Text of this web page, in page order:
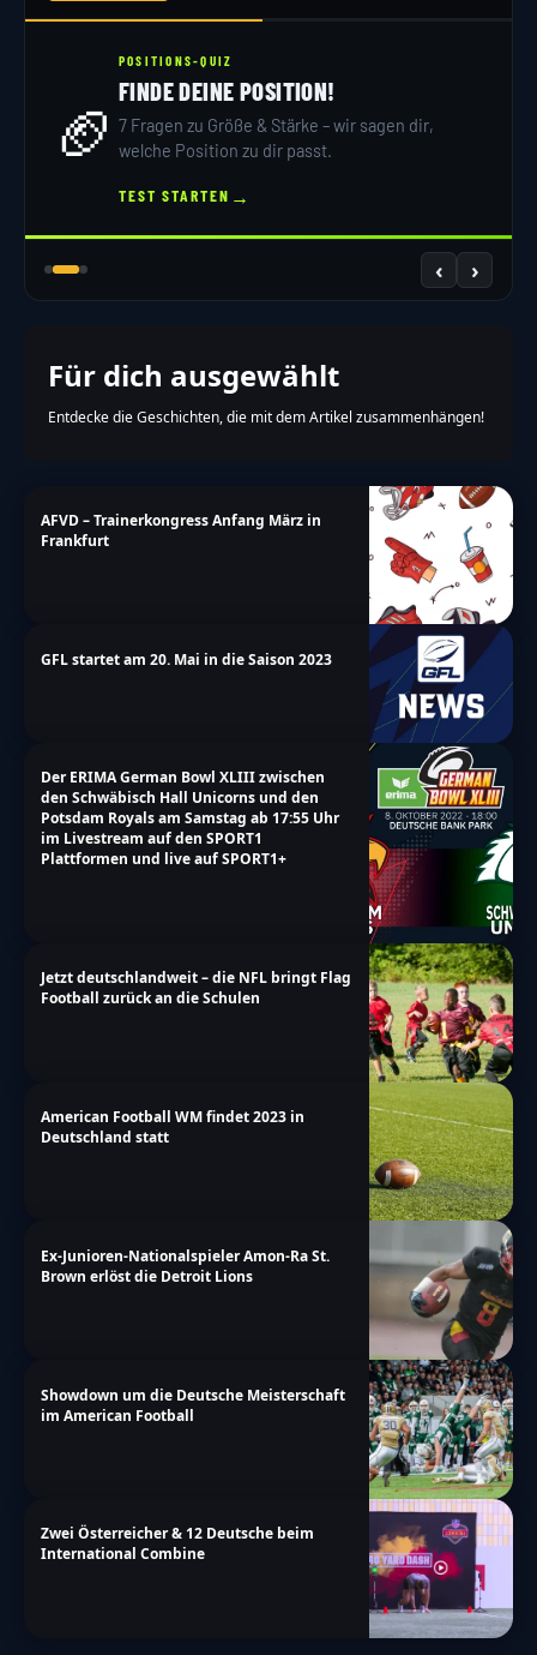
🏈
POSITIONS-QUIZ
FINDE DEINE POSITION!
7 Fragen zu Größe & Stärke – wir sagen dir,
welche Position zu dir passt.
TEST STARTEN →
‹ ›
Für dich ausgewählt
Entdecke die Geschichten, die mit dem Artikel zusammenhängen!
AFVD – Trainerkongress Anfang März in
Frankfurt
GFL startet am 20. Mai in die Saison 2023
Der ERIMA German Bowl XLIII zwischen
den Schwäbisch Hall Unicorns und den
Potsdam Royals am Samstag ab 17:55 Uhr
im Livestream auf den SPORT1
Plattformen und live auf SPORT1+
Jetzt deutschlandweit – die NFL bringt Flag
Football zurück an die Schulen
American Football WM findet 2023 in
Deutschland statt
Ex-Junioren-Nationalspieler Amon-Ra St.
Brown erlöst die Detroit Lions
Showdown um die Deutsche Meisterschaft
im American Football
Zwei Österreicher & 12 Deutsche beim
International Combine